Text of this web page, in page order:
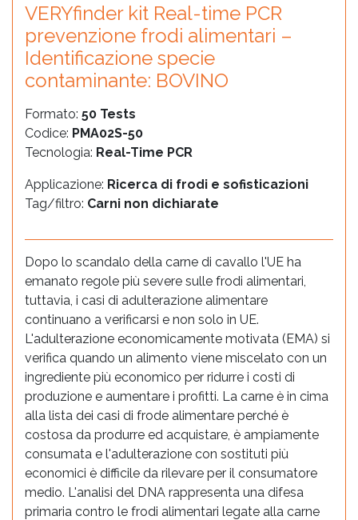
VERYfinder kit Real-time PCR
prevenzione frodi alimentari –
Identificazione specie
contaminante: BOVINO
Formato: 50 Tests
Codice: PMA02S-50
Tecnologia: Real-Time PCR
Applicazione: Ricerca di frodi e sofisticazioni
Tag/filtro: Carni non dichiarate
Dopo lo scandalo della carne di cavallo l'UE ha
emanato regole più severe sulle frodi alimentari,
tuttavia, i casi di adulterazione alimentare
continuano a verificarsi e non solo in UE.
L'adulterazione economicamente motivata (EMA) si
verifica quando un alimento viene miscelato con un
ingrediente più economico per ridurre i costi di
produzione e aumentare i profitti. La carne è in cima
alla lista dei casi di frode alimentare perché è
costosa da produrre ed acquistare, è ampiamente
consumata e l'adulterazione con sostituti più
economici è difficile da rilevare per il consumatore
medio. L'analisi del DNA rappresenta una difesa
primaria contro le frodi alimentari legate alla carne